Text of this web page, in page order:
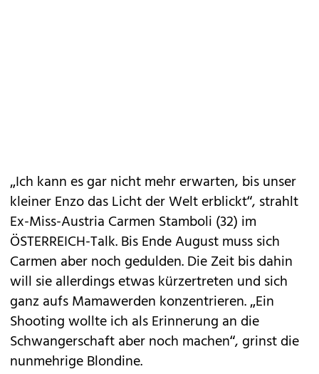
„Ich kann es gar nicht mehr erwarten, bis unser
kleiner Enzo das Licht der Welt erblickt“, strahlt
Ex-Miss-Austria Carmen Stamboli (32) im
ÖSTERREICH-Talk. Bis Ende August muss sich
Carmen aber noch gedulden. Die Zeit bis dahin
will sie allerdings etwas kürzertreten und sich
ganz aufs Mamawerden konzentrieren. „Ein
Shooting wollte ich als Erinnerung an die
Schwangerschaft aber noch machen“, grinst die
nunmehrige Blondine.